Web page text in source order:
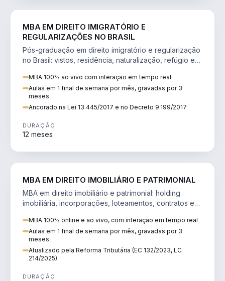
MBA EM DIREITO IMIGRATÓRIO E
REGULARIZAÇÕES NO BRASIL
Pós-graduação em direito imigratório e regularização
no Brasil: vistos, residência, naturalização, refúgio e
MBA 100% ao vivo com interação em tempo real
Aulas em 1 final de semana por mês, gravadas por 3
meses
Ancorado na Lei 13.445/2017 e no Decreto 9.199/2017
DURAÇÃO
12 meses
MBA EM DIREITO IMOBILIÁRIO E PATRIMONIAL
MBA em direito imobiliário e patrimonial: holding
imobiliária, incorporações, loteamentos, contratos e
MBA 100% online e ao vivo, com interação em tempo real
Aulas em 1 final de semana por mês, gravadas por 3
meses
Atualizado pela Reforma Tributária (EC 132/2023, LC
214/2025)
DURAÇÃO